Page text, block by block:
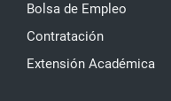
Bolsa de Empleo
Contratación
Extensión Académica